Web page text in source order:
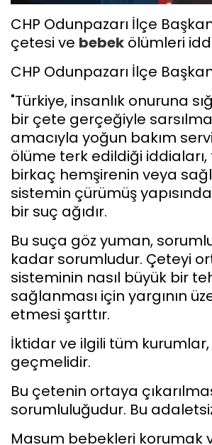
CHP Odunpazarı İlçe
çetesi ve bebek ölümleri
CHP Odunpazarı İlçe
"Türkiye, insanlık onuruna
bir çete gerçeğiyle
amacıyla yoğun bakım
ölüme terk edildiği iddiaları,
birkaç hemşirenin veya
sistemin çürümüş
bir suç ağıdır.
Bu suça göz yuman,
kadar sorumludur. Çeteyi
sisteminin nasıl büyük bir
sağlanması için yargının
etmesi şarttır.
İktidar ve ilgili tüm
geçmelidir.
Bu çetenin ortaya
sorumluluğudur. Bu
Masum bebekleri korumak